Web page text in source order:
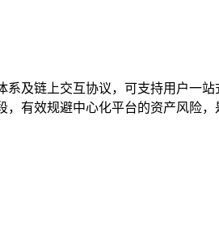
及链上交互协议，可支持用户一
有效规避中心化平台的资产风险